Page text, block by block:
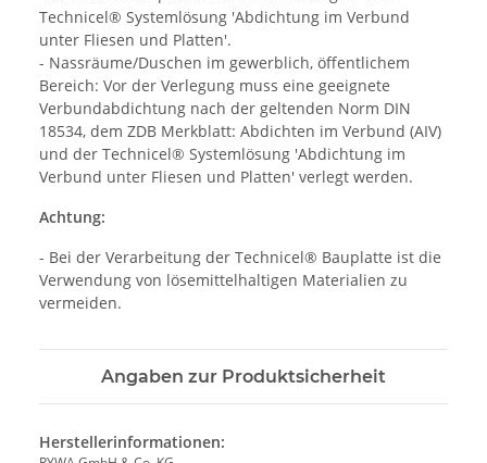
Technicel® Systemlösung 'Abdichtung im Verbund
unter Fliesen und Platten'.
- Nassräume/Duschen im gewerblich, öffentlichem
Bereich: Vor der Verlegung muss eine geeignete
Verbundabdichtung nach der geltenden Norm DIN
18534, dem ZDB Merkblatt: Abdichten im Verbund (AIV)
und der Technicel® Systemlösung 'Abdichtung im
Verbund unter Fliesen und Platten' verlegt werden.
Achtung:
- Bei der Verarbeitung der Technicel® Bauplatte ist die
Verwendung von lösemittelhaltigen Materialien zu
vermeiden.
Angaben zur Produktsicherheit
Herstellerinformationen: